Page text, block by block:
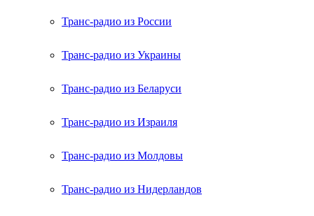
Транс-радио из России
Транс-радио из Украины
Транс-радио из Беларуси
Транс-радио из Израиля
Транс-радио из Молдовы
Транс-радио из Нидерландов